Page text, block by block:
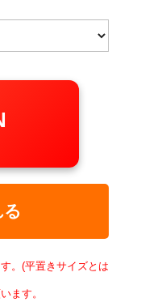
。(平置きサイズとは
ます。